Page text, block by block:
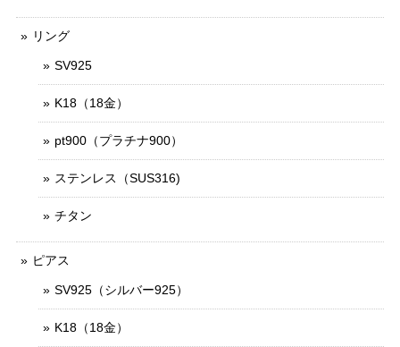
リング
SV925
K18（18金）
pt900（プラチナ900）
ステンレス（SUS316)
チタン
ピアス
SV925（シルバー925）
K18（18金）